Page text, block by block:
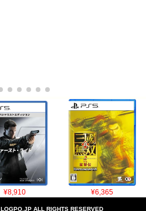
¥8,910 ¥6,365
ALL RIGHTS RESERVED